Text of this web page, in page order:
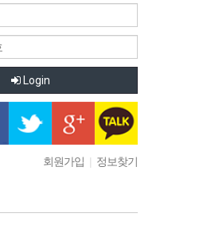
Login
회원가입 | 정보찾기